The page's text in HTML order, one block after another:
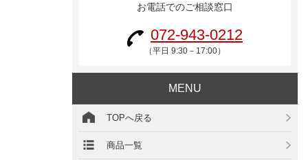
お電話でのご相談窓口
072-943-0212
（平日 9:30－17:00）
MENU
TOPへ戻る
商品一覧